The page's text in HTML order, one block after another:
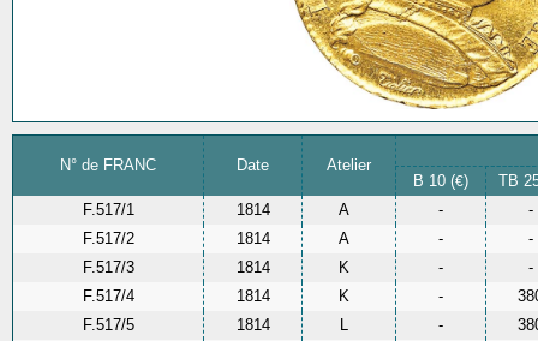
N° de FRANC Date
Atelier
B 10 (€)
TB
F.517/1
1814 A -
-
F.517/2
1814 A -
-
F.517/3
1814 K -
-
F.517/4
1814 K -
F.517/5
1814 L -